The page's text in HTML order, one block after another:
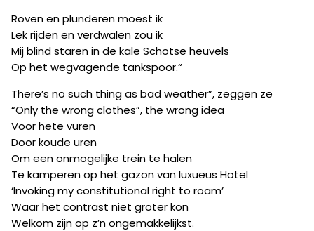
Roven en plunderen moest ik
Lek rijden en verdwalen zou ik
Mij blind staren in de kale Schotse heuvels
Op het wegvagende tankspoor.“
There’s no such thing as bad weather”, zeggen ze
“Only the wrong clothes”, the wrong idea
Voor hete vuren
Door koude uren
Om een onmogelijke trein te halen
Te kamperen op het gazon van luxueus Hotel
‘Invoking my constitutional right to roam’
Waar het contrast niet groter kon
Welkom zijn op z’n ongemakkelijkst.